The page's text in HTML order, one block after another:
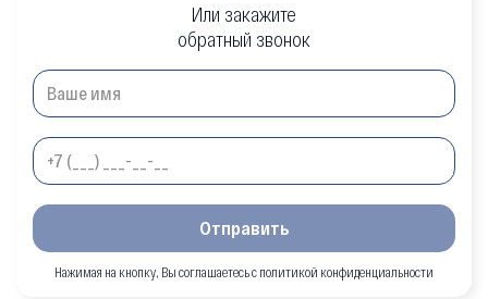
Или закажите
обратный звонок
Отправить
Нажимая на кнопку, Вы соглашаетесь с политикой конфиденциальности